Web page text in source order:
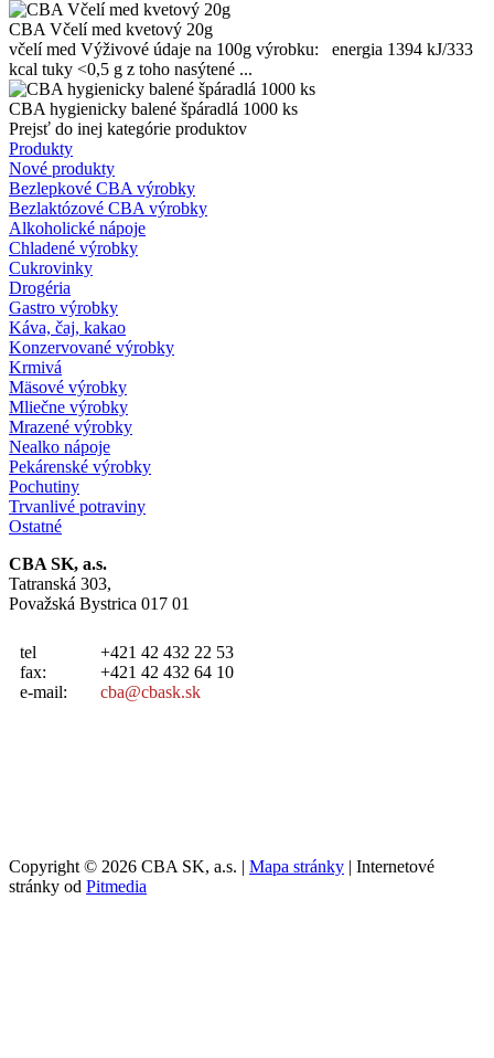
CBA Včelí med kvetový 20g
včelí med Výživové údaje na 100g výrobku: energia 1394 kJ/333
kcal tuky ˂0,5 g z toho nasýtené ...
CBA hygienicky balené špáradlá 1000 ks
Prejsť do inej kategórie produktov
Produkty
Nové produkty
Bezlepkové CBA výrobky
Bezlaktózové CBA výrobky
Alkoholické nápoje
Chladené výrobky
Cukrovinky
Drogéria
Gastro výrobky
Káva, čaj, kakao
Konzervované výrobky
Krmivá
Mäsové výrobky
Mliečne výrobky
Mrazené výrobky
Nealko nápoje
Pekárenské výrobky
Pochutiny
Trvanlivé potraviny
Ostatné
CBA SK, a.s.
Tatranská 303,
Považská Bystrica 017 01
tel
fax:
e-mail:
+421 42 432 22 53
+421 42 432 64 10
cba@cbask.sk
Copyright © 2026 CBA SK, a.s. | Mapa stránky | Internetové
stránky od Pitmedia